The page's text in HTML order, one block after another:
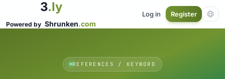
3.ly
Powered by Shrunken.com
Log in Register
REFERENCES / KEYWORD